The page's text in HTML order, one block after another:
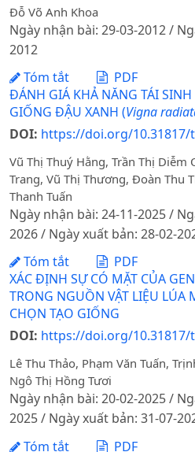
Đỗ Võ Anh Khoa
Ngày nhận bài: 29-03-2012 /
2012
Tóm tắt
PDF
ĐÁNH GIÁ KHẢ NĂNG TÁI SINH
GIỐNG ĐẬU XANH (Vigna
DOI: https://doi.org/10.31817/
Vũ Thị Thuý Hằng, Trần Thị Diễm
Trang, Vũ Thị Thương, Đoàn Thu
Thanh Tuấn
Ngày nhận bài: 24-11-2025 /
2026 / Ngày xuất bản: 28-02-
Tóm tắt
PDF
XÁC ĐỊNH SỰ CÓ MẶT CỦA
TRONG NGUỒN VẬT LIỆU LÚA
CHỌN TẠO GIỐNG
DOI: https://doi.org/10.31817/
Lê Thu Thảo, Phạm Văn Tuấn,
Ngô Thị Hồng Tươi
Ngày nhận bài: 20-02-2025 /
2025 / Ngày xuất bản: 31-07-
Tóm tắt
PDF